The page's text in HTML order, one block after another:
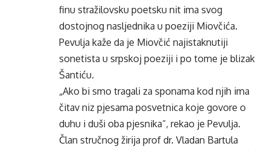
finu stražilovsku poetsku nit ima svog
dostojnog nasljednika u poeziji Miovčića.
Pevulja kaže da je Miovčić najistaknutiji
sonetista u srpskoj poeziji i po tome je blizak
Šantiću.
„Ako bi smo tragali za sponama kod njih ima
čitav niz pjesama posvetnica koje govore o
duhu i duši oba pjesnika“, rekao je Pevulja.
Član stručnog žirija prof dr. Vladan Bartula